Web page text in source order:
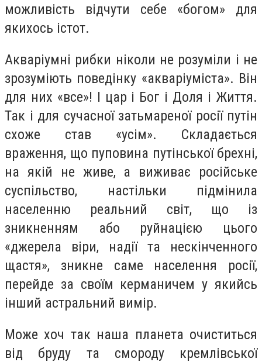
можливість відчути себе «богом» для
якихось істот.
Акваріумні рибки ніколи не розуміли і не
зрозуміють поведінку «акваріуміста». Він
для них «все»! І цар і Бог і Доля і Життя.
Так і для сучасної затьмареної росії путін
схоже став «усім». Складається
враження, що пуповина путінської брехні,
на якій не живе, а виживає російське
суспільство, настільки підмінила
населенню реальний світ, що із
зникненням або руйнацією цього
«джерела віри, надії та нескінченного
щастя», зникне саме населення росії,
перейде за своїм керманичем у якийсь
інший астральний вимір.
Може хоч так наша планета очиститься
від бруду та смороду кремлівської